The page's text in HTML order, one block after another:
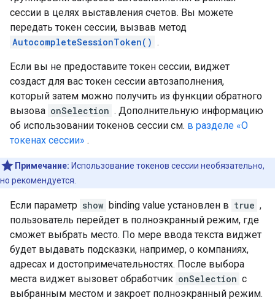
сессии в целях выставления счетов. Вы можете
передать токен сессии, вызвав метод
AutocompleteSessionToken() .
Если вы не предоставите токен сессии, виджет
создаст для вас токен сессии автозаполнения,
который затем можно получить из функции обратного
вызова onSelection . Дополнительную информацию
об использовании токенов сессии см. в разделе «О
токенах сессии» .
Примечание: Использование токенов сессии необязательно,
но рекомендуется.
Если параметр show binding value установлен в true ,
пользователь перейдет в полноэкранный режим, где
сможет выбрать место. По мере ввода текста виджет
будет выдавать подсказки, например, о компаниях,
адресах и достопримечательностях. После выбора
места виджет вызовет обработчик onSelection с
выбранным местом и закроет полноэкранный режим.